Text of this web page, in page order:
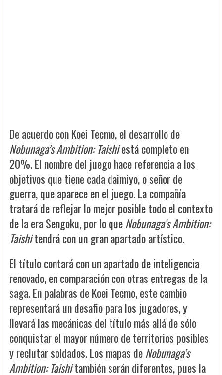
De acuerdo con Koei Tecmo, el desarrollo de
Nobunaga’s Ambition: Taishiestá completo en
20%. El nombre del juego hace referencia a los
objetivos que tiene cada daimiyo, o señor de
guerra, que aparece en el juego. La compañía
tratará de reflejar lo mejor posible todo el contexto
de la era Sengoku, por lo queNobunaga’s Ambition:
Taishitendrá con un gran apartado artístico.
El título contará con un apartado de inteligencia
renovado, en comparación con otras entregas de la
saga. En palabras de Koei Tecmo, este cambio
representará un desafio para los jugadores, y
llevará las mecánicas del título más allá de sólo
conquistar el mayor número de territorios posibles
y reclutar soldados. Los mapas deNobunaga’s
Ambition: Taishitambién serán diferentes, pues la